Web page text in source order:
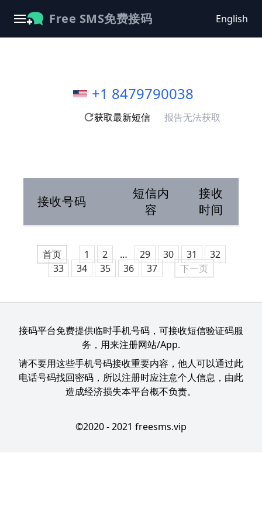
Free SMS免费接码 English
+1 8479790038
获取最新短信 报告无法获取
接收号码
短信内
容
接收
时间
首页 1 2 … 29 30 31
32
33
34 35 36 37 下一页
接码平台免费提供临时手机号码，可接收短信验证码服
务，用来注册网站/App.
请不要用这些手机号码接收重要内容，他人可以通过此
电话号码找回密码，所以注册时应注意个人信息，由此
造成经济损失本平台概不负责。
©2020 - 2021 freesms.vip